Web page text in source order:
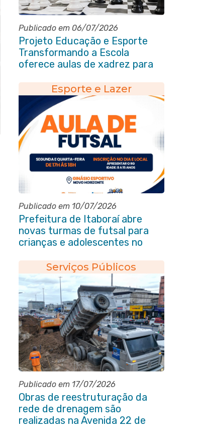
Publicado em 06/07/2026
Projeto Educação e Esporte
Transformando a Escola
oferece aulas de xadrez para
Esporte e Lazer
Publicado em 10/07/2026
Prefeitura de Itaboraí abre
novas turmas de futsal para
crianças e adolescentes no
Serviços Públicos
Publicado em 17/07/2026
Obras de reestruturação da
rede de drenagem são
realizadas na Avenida 22 de